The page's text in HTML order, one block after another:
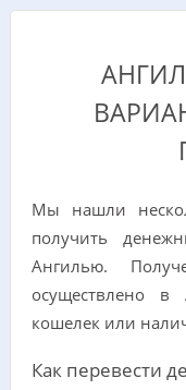
Мы нашли
получить
Ангилью.
осуществлено
кошелек или
Как перевести